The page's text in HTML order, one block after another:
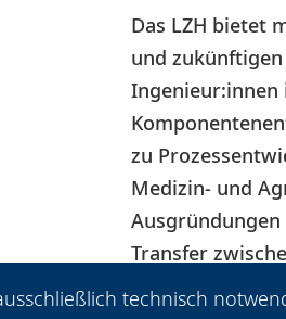
Das LZH bietet
und
Ingenieur:innen
zu
Medizin- und
Ausgründungen
Transfer
Industrie – und
technisch